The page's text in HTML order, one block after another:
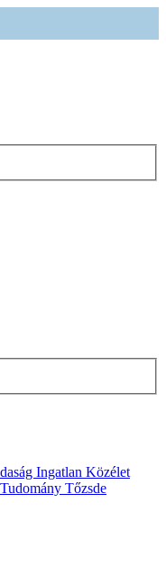
Ingatlan Közélet
Tőzsde